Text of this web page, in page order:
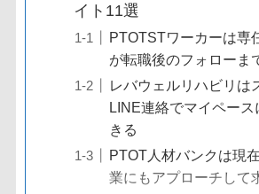
イト11選
PTOTSTワーカーは専
が転職後のフォローま
レバウェルリハビリは
LINE連絡でマイペー
きる
PTOT人材バンクは現
業にもアプローチして